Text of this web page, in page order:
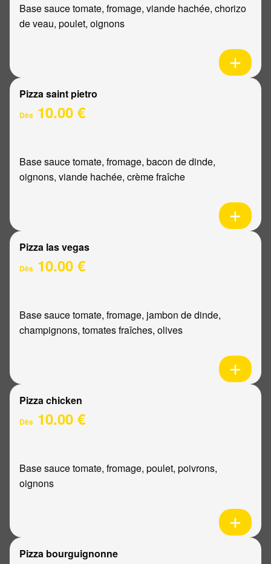
Base sauce tomate, fromage, viande hachée, chorizo
de veau, poulet, oignons
Pizza saint pietro
Dès 10.00 €
Base sauce tomate, fromage, bacon de dinde,
oignons, viande hachée, crème fraîche
Pizza las vegas
Dès 10.00 €
Base sauce tomate, fromage, jambon de dinde,
champignons, tomates fraîches, olives
Pizza chicken
Dès 10.00 €
Base sauce tomate, fromage, poulet, poivrons,
oignons
Pizza bourguignonne